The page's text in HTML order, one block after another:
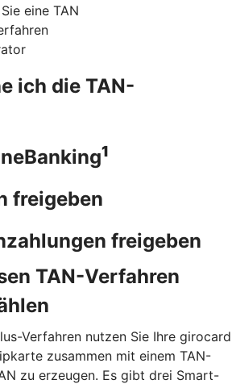
eine TAN
ich die TAN-
1
freigeben
freigeben
TAN-Verfahren
Verfahren nutzen Sie Ihre girocard
zusammen mit einem TAN-
zu erzeugen. Es gibt drei Smart-